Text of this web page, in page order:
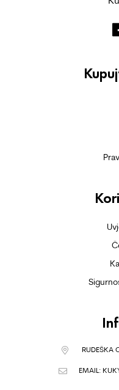
RUDEŠKA
EMAIL: